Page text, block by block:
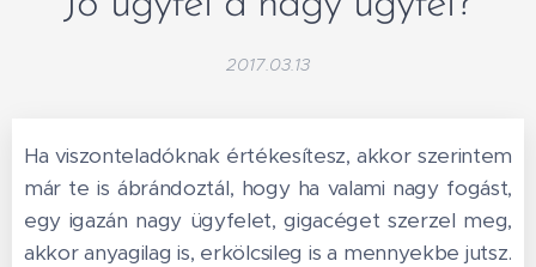
2017.03.13
Ha viszonteladóknak értékesítesz, akkor szerintem
már te is ábrándoztál, hogy ha valami nagy fogást,
egy igazán nagy ügyfelet, gigacéget szerzel meg,
akkor anyagilag is, erkölcsileg is a mennyekbe jutsz.